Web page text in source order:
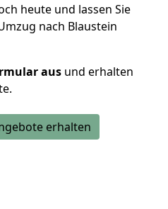
heute und lassen Sie
nach Blaustein
aus und erhalten
erhalten